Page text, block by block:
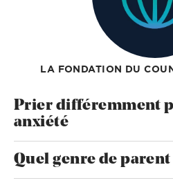
LA FONDATION DU
Prier différemment
anxiété
Quel genre de parent